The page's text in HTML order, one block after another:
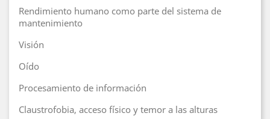
Rendimiento humano como parte del sistema de
mantenimiento
Visión
Oído
Procesamiento de información
Claustrofobia, acceso físico y temor a las alturas